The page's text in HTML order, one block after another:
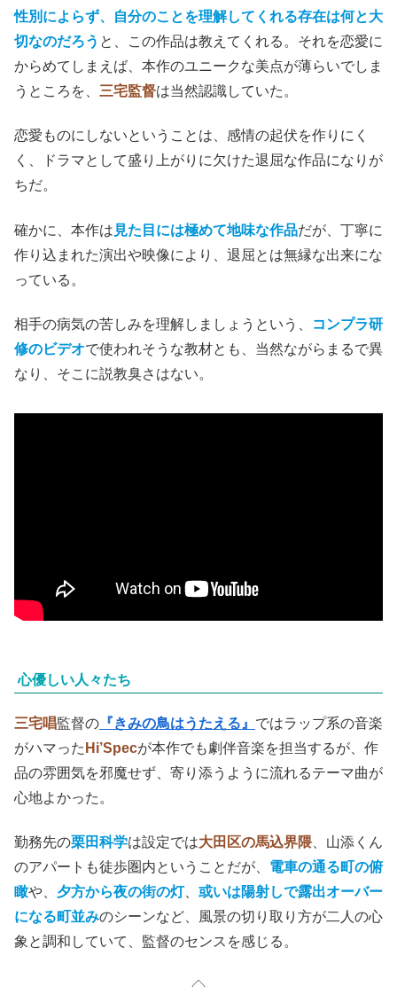
性別によらず、自分のことを理解してくれる存在は何と大
切なのだろう と、この作品は教えてくれる。それを恋愛に
からめてしまえば、本作のユニークな美点が薄らいでしま
うところを、 三宅監督は当然認識していた。
恋愛ものにしないということは、感情の起伏を作りにく
く、ドラマとして盛り上がりに欠けた退屈な作品になりが
ちだ。
確かに、本作は 見た目には極めて地味な作品だが、丁寧に
作り込まれた演出や映像により、退屈とは無縁な出来にな
っている。
相手の病気の苦しみを理解しましょうという、
コンプラ研
修のビデオで使われそうな教材とも、当然ながらまるで異
なり、そこに説教臭さはない。
心優しい人々たち
三宅唱監督の 『きみの鳥はうたえる』 ではラップ系の音楽
がハマった Hi’Specが本作でも劇伴音楽を担当するが、作
品の雰囲気を邪魔せず、寄り添うように流れるテーマ曲が
心地よかった。
勤務先の栗田科学は設定では大田区の馬込界隈、山添くん
のアパートも徒歩圏内ということだが、 電車の通る町の俯
瞰や、 夕方から夜の街の灯、 或いは陽射しで露出オーバー
になる町並みのシーンなど、風景の切り取り方が二人の心
象と調和していて、監督のセンスを感じる。